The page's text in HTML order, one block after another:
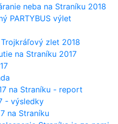
neba na Straníku 2018
PARTYBUS výlet
zlet 2018
na Straníku 2017
na Straníku - report
- výsledky
na Straníku